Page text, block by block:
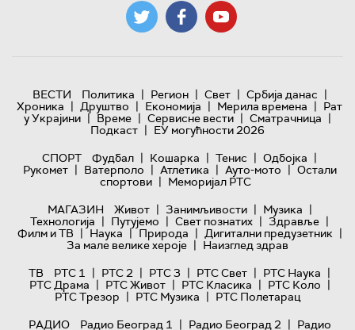
ВЕСТИ Политика | Регион | Свет | Србија данас |
Хроника | Друштво | Економија | Мерила времена | Рат
у Украјини | Време | Сервисне вести | Сматрачница |
Подкаст | ЕУ могућности 2026
СПОРТ
Фудбал | Кошарка | Тенис | Одбојка |
Рукомет | Ватерполо | Атлетика | Ауто-мото | Остали
спортови | Меморијал РТС
МАГАЗИН
Живот | Занимљивости | Музика |
Технологијa | Путујемо | Свет познатих | Здравље |
Филм и ТВ | Наука | Природа | Дигитални предузетник |
За мале велике хероје | Наизглед здрав
ТВ
РТС 1 | РТС 2 | РТС 3 | РТС Свет | РТС Наука |
РТС Драма | РТС Живот | РТС Класика | РТС Коло |
РТС Трезор | РТС Музика | РТС Полетарац
РАДИО
Радио Београд 1 | Радио Београд 2 | Радио